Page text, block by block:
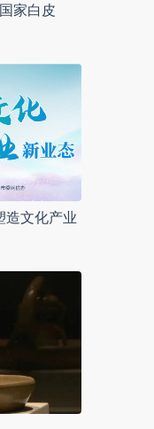
家白皮
造文化产业